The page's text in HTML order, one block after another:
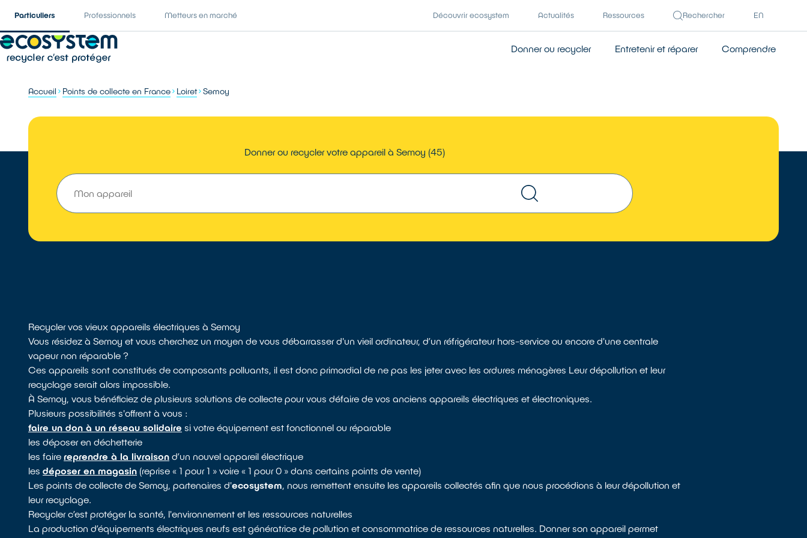
Particuliers Professionnels Metteurs en marché Découvrir ecosystem Actualités Ressources Rechercher EN
Donner ou recycler Entretenir et réparer Comprendre
Accueil Points de collecte en France Loiret Semoy
Donner ou recycler votre appareil à Semoy (45)
Recycler vos vieux appareils électriques à Semoy
Vous résidez à Semoy et vous cherchez un moyen de vous débarrasser d'un vieil ordinateur, d’un réfrigérateur hors-service ou encore d'une centrale
vapeur non réparable ?
Ces appareils sont constitués de composants polluants, il est donc primordial de ne pas les jeter avec les ordures ménagères Leur dépollution et leur
recyclage serait alors impossible.
À Semoy, vous bénéficiez de plusieurs solutions de collecte pour vous défaire de vos anciens appareils électriques et électroniques.
Plusieurs possibilités s'offrent à vous :
faire un don à un réseau solidaire si votre équipement est fonctionnel ou réparable
les déposer en déchetterie
les fairereprendre à la livraison d’un nouvel appareil électrique
lesdéposer en magasin (reprise « 1 pour 1 » voire « 1 pour 0 » dans certains points de vente)
Les points de collecte de Semoy, partenaires d'ecosystem, nous remettent ensuite les appareils collectés afin que nous procédions à leur dépollution et
leur recyclage.
Recycler c’est protéger la santé, l'environnement et les ressources naturelles
La production d’équipements électriques neufs est génératrice de pollution et consommatrice de ressources naturelles. Donner son appareil permet